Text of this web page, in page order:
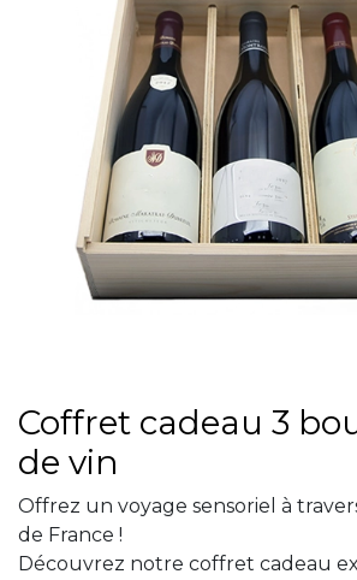
Coffret cadeau 3 bouteilles
de vin
Offrez un voyage sensoriel à
de France !
Découvrez notre coffret cadeau